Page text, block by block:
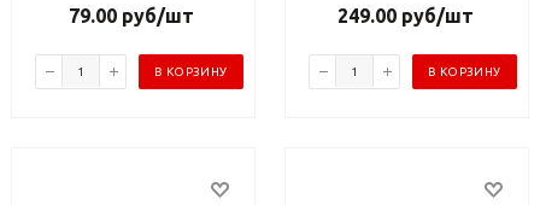
79.00 руб/шт
В КОРЗИНУ
249.00руб/шт
В КОРЗИНУ